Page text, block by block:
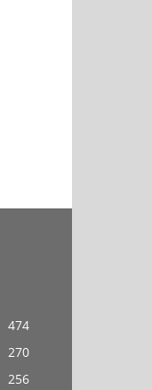
474
270
256